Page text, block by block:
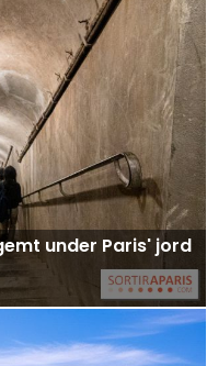
under Paris' jord